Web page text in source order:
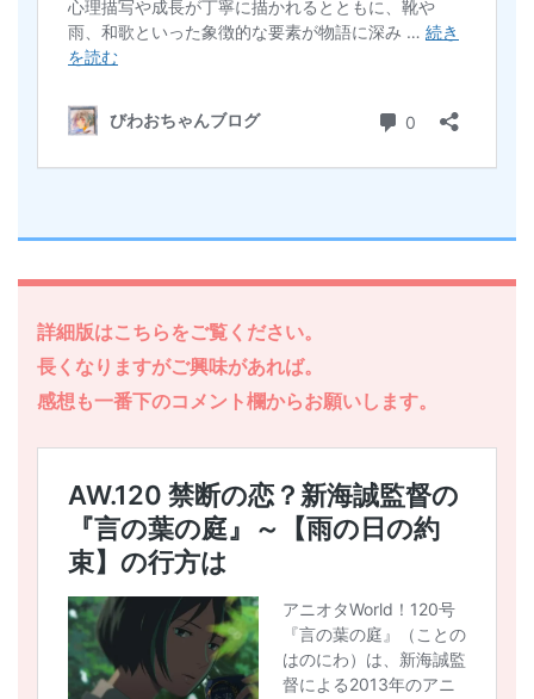
詳細版はこちらをご覧ください。
長くなりますがご興味があれば。
感想も一番下のコメント欄からお願いします。